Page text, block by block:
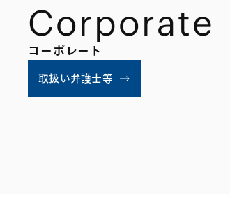
Corporate
コーポレート
取扱い弁護士等